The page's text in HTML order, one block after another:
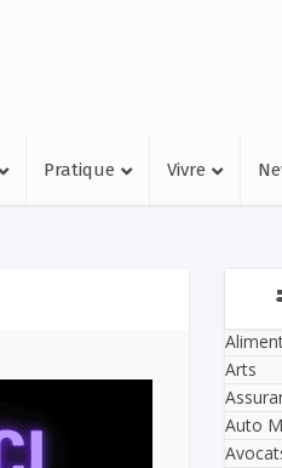
Pratique Vivre
Arts
Auto